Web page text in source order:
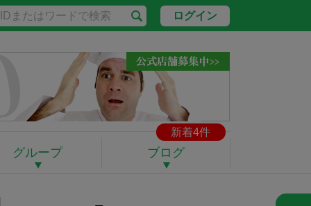
ログイン
新着4件
グループ ブログ